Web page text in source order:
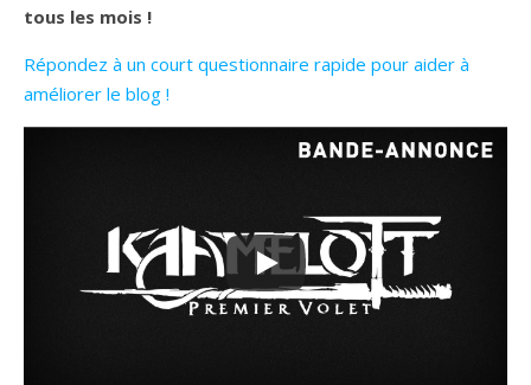
tous les mois !
Répondez à un court questionnaire rapide pour aider à
améliorer le blog !